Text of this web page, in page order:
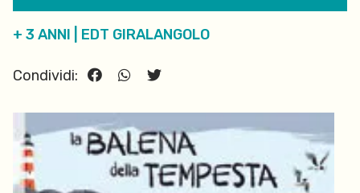
+ 3 ANNI EDT GIRALANGOLO
Condividi: